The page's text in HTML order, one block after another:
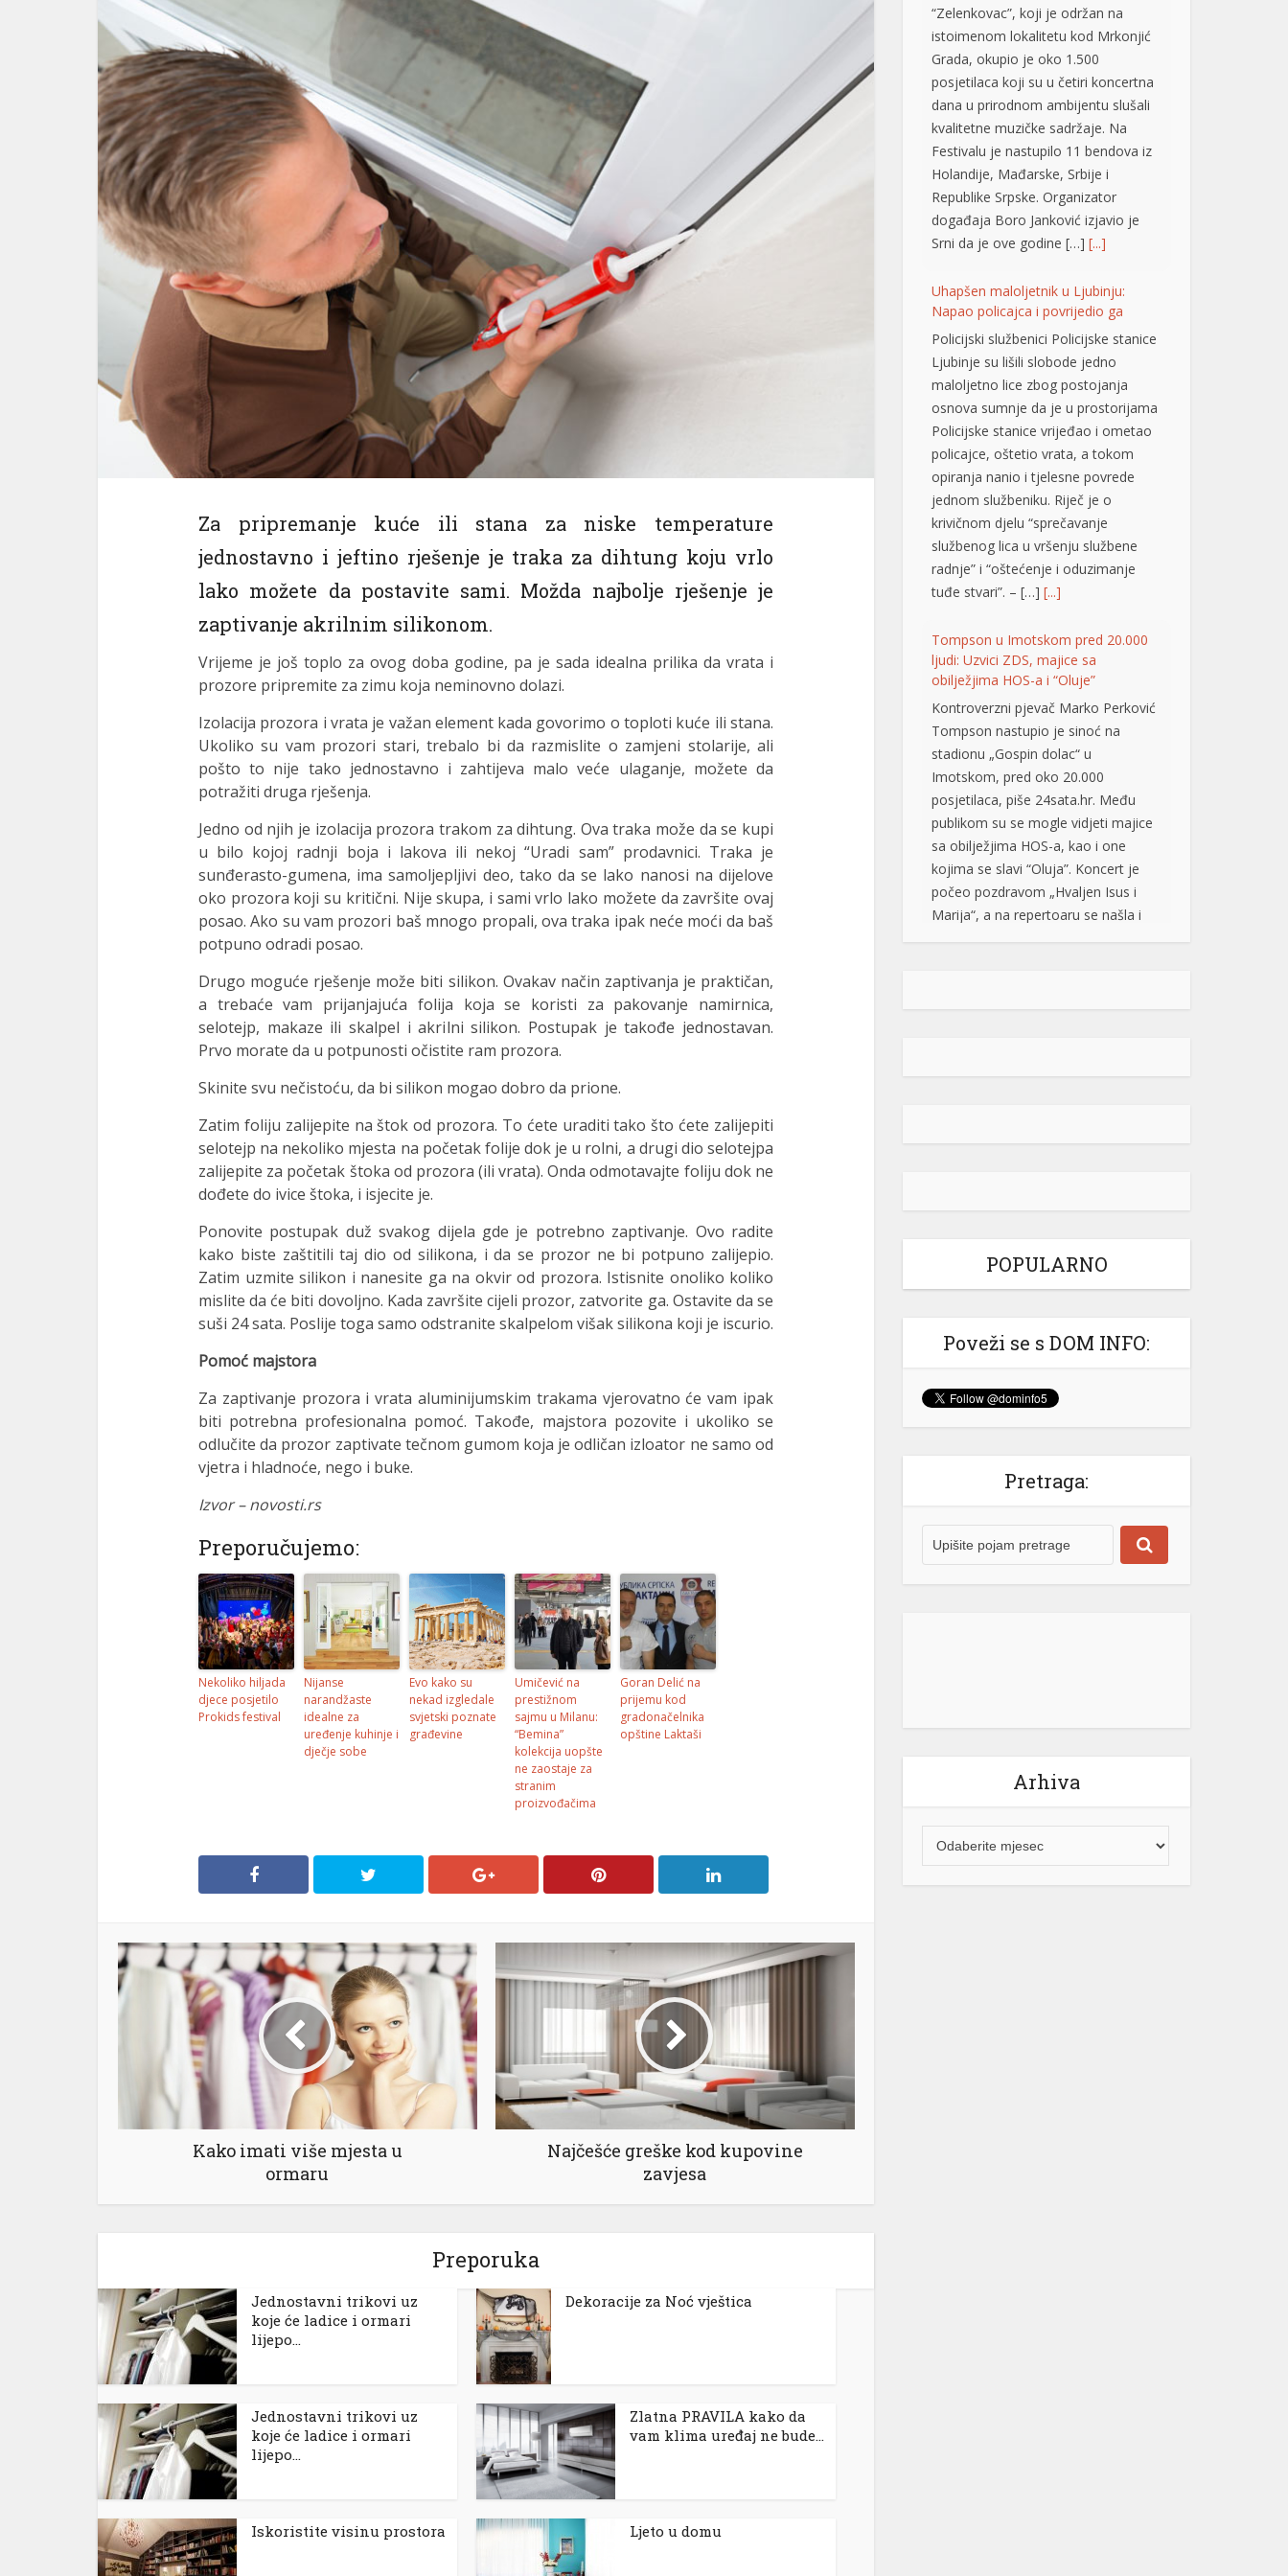
Za pripremanje kuće ili stana za niske temperature
jednostavno i jeftino rješenje je traka za dihtung koju vrlo
lako možete da postavite sami. Možda najbolje rješenje je
zaptivanje akrilnim silikonom.
Vrijeme je još toplo za ovog doba godine, pa je sada idealna prilika da vrata i
prozore pripremite za zimu koja neminovno dolazi.
Izolacija prozora i vrata je važan element kada govorimo o toploti kuće ili stana.
Ukoliko su vam prozori stari, trebalo bi da razmislite o zamjeni stolarije, ali
pošto to nije tako jednostavno i zahtijeva malo veće ulaganje, možete da
potražiti druga rješenja.
Jedno od njih je izolacija prozora trakom za dihtung. Ova traka može da se kupi
u bilo kojoj radnji boja i lakova ili nekoj “Uradi sam” prodavnici. Traka je
sunđerasto-gumena, ima samoljepljivi deo, tako da se lako nanosi na dijelove
oko prozora koji su kritični. Nije skupa, i sami vrlo lako možete da završite ovaj
posao. Ako su vam prozori baš mnogo propali, ova traka ipak neće moći da baš
potpuno odradi posao.
Drugo moguće rješenje može biti silikon. Ovakav način zaptivanja je praktičan,
a trebaće vam prijanjajuća folija koja se koristi za pakovanje namirnica,
selotejp, makaze ili skalpel i akrilni silikon. Postupak je takođe jednostavan.
Prvo morate da u potpunosti očistite ram prozora.
Skinite svu nečistoću, da bi silikon mogao dobro da prione.
Zatim foliju zalijepite na štok od prozora. To ćete uraditi tako što ćete zalijepiti
selotejp na nekoliko mjesta na početak folije dok je u rolni, a drugi dio selotejpa
zalijepite za početak štoka od prozora (ili vrata). Onda odmotavajte foliju dok ne
dođete do ivice štoka, i isjecite je.
Ponovite postupak duž svakog dijela gde je potrebno zaptivanje. Ovo radite
kako biste zaštitili taj dio od silikona, i da se prozor ne bi potpuno zalijepio.
Zatim uzmite silikon i nanesite ga na okvir od prozora. Istisnite onoliko koliko
mislite da će biti dovoljno. Kada završite cijeli prozor, zatvorite ga. Ostavite da se
suši 24 sata. Poslije toga samo odstranite skalpelom višak silikona koji je iscurio.
Pomoć majstora
Za zaptivanje prozora i vrata aluminijumskim trakama vjerovatno će vam ipak
biti potrebna profesionalna pomoć. Takođe, majstora pozovite i ukoliko se
odlučite da prozor zaptivate tečnom gumom koja je odličan izloator ne samo od
vjetra i hladnoće, nego i buke.
Izvor – novosti.rs
Preporučujemo:
Nekoliko hiljada
djece posjetilo
Prokids festival
Nijanse
narandžaste
idealne za
uređenje kuhinje i
dječje sobe
Evo kako su
nekad izgledale
svjetski poznate
građevine
Umičević na
prestižnom
sajmu u Milanu:
“Bemina”
kolekcija uopšte
ne zaostaje za
stranim
proizvođačima
Goran Delić na
prijemu kod
gradonačelnika
opštine Laktaši
Kako imati više mjesta u
ormaru
Najčešće greške kod kupovine
zavjesa
Preporuka
Jednostavni trikovi uz
koje će ladice i ormari
lijepo...
Dekoracije za Noć vještica
Jednostavni trikovi uz
koje će ladice i ormari
lijepo...
Zlatna PRAVILA kako da
vam klima uređaj ne bude...
Iskoristite visinu prostora Ljeto u domu
Grada, okupio je oko 1.500
posjetilaca koji su u četiri koncertna
dana u prirodnom ambijentu slušali
kvalitetne muzičke sadržaje. Na
Festivalu je nastupilo 11 bendova iz
Holandije, Mađarske, Srbije i
Republike Srpske. Organizator
događaja Boro Јanković izjavio je
Srni da je ove godine […][...]
Uhapšen maloljetnik u Ljubinju:
Policijski službenici Policijske stanice
Ljubinje su lišili slobode jedno
maloljetno lice zbog postojanja
osnova sumnje da je u prostorijama
Policijske stanice vrijeđao i ometao
policajce, oštetio vrata, a tokom
opiranja nanio i tjelesne povrede
jednom službeniku. Riječ je o
krivičnom djelu “sprečavanje
službenog lica u vršenju službene
radnje” i “oštećenje i oduzimanje
tuđe stvari”. – […][...]
Tompson u Imotskom pred 20.000
obilježjima HOS-a i “Oluje”
Kontroverzni pjevač Marko Perković
Tompson nastupio je sinoć na
stadionu „Gospin dolac“ u
Imotskom, pred oko 20.000
posjetilaca, piše 24sata.hr. Među
publikom su se mogle vidjeti majice
sa obilježjima HOS-a, kao i one
kojima se slavi “Oluja”. Koncert je
počeo pozdravom „Hvaljen Isus i
Marija“, a na repertoaru se našla i
pjesma „Bojna Čavoglave“. Na […]
[...]
najduže čeka
odvija redovno, a na graničnim
oba smjera na prelazima Zupci i
Gradina, Hum […][...]
zapjevao sa Vladom Georgievom u
Herceg Novom (VIDEO)
prestaje da oduševljava region!
Najbolji svih vremena je odlučio
Gori, a svakodnevno stižu snimci koji
nas uvjeravaju da on “nije sa ove
velike mase poznatih sportista i
ličnosti. @krivokapic00♬ original
sound – Luka Krivokapic Gotovo
POPULARNO